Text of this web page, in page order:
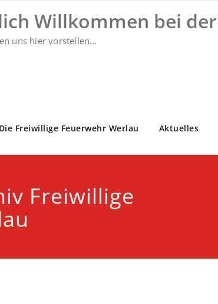
Willkommen bei
uns hier vorstellen…
Die Freiwillige Feuerwehr Werlau Aktuelles
Freiwillige